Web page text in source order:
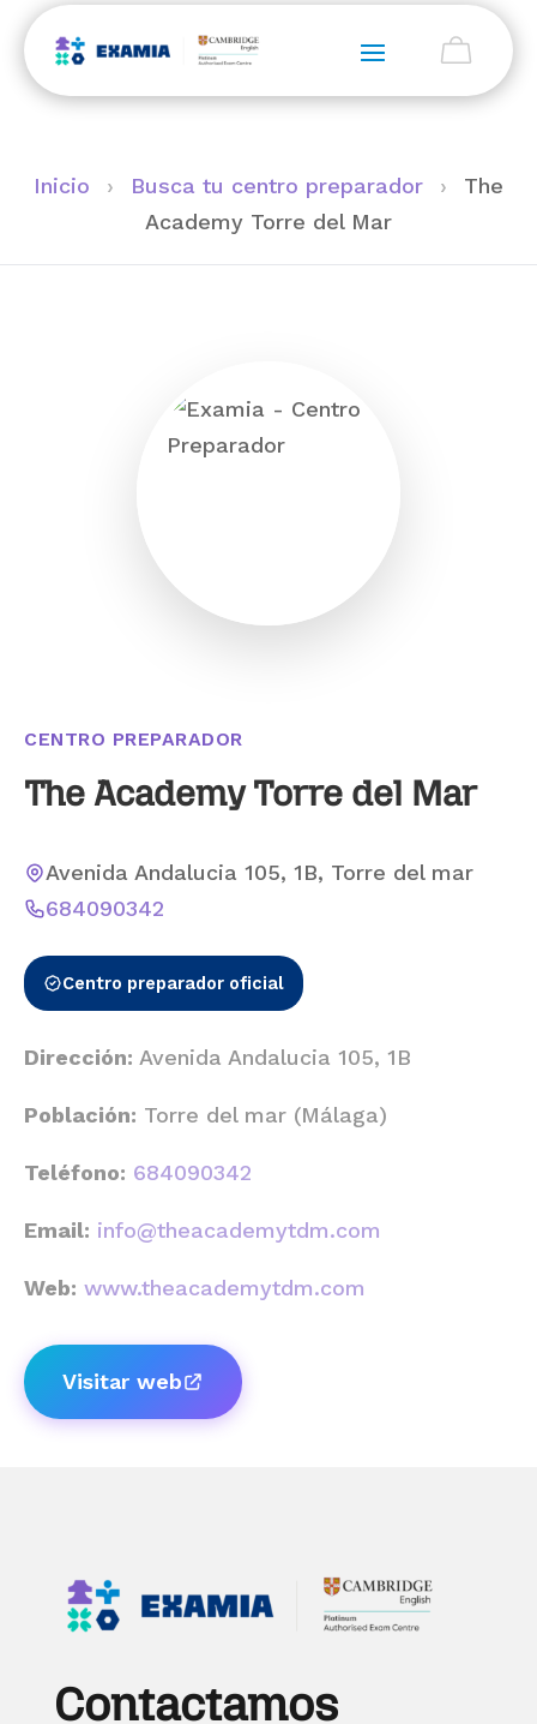
Inicio › Busca tu centro preparador ›
The
Academy Torre del Mar
CENTRO PREPARADOR
The Academy Torre del Mar
Avenida Andalucia 105, 1B, Torre del mar
684090342
Centro preparador oficial
Dirección: Avenida Andalucia 105, 1B
Población: Torre del mar (Málaga)
Teléfono: 684090342
Email: info@theacademytdm.com
Web: www.theacademytdm.com
Visitar web
Contactamos